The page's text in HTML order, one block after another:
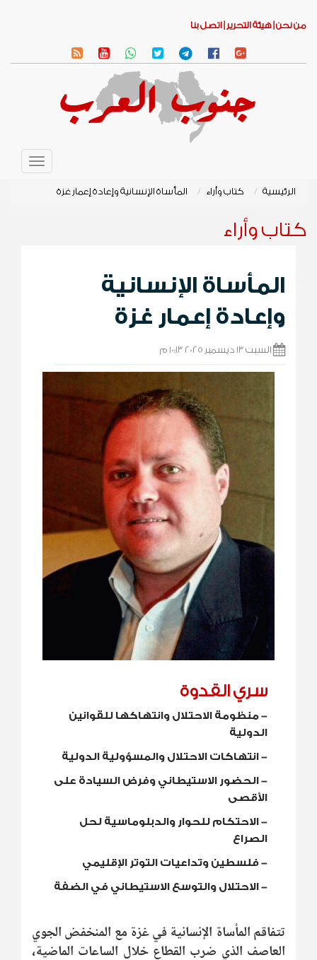
من نحن | هيئة التحرير | اتصل بنا
Toggle
الرئيسية
كتاب وأراء المأساة الإنسانية وإعادة إعمار غزة
كتاب وأراء
المأساة الإنسانية
وإعادة إعمار غزة
السبت 13 ديسمبر 2025 10:13 م
سري القدوة
-منظومة الاحتلال وانتهاكها للقوانين
الدولية
-انتهاكات الاحتلال والمسؤولية الدولية
-الحضور الاستيطاني وفرض السيادة على
الأقصى
-الاحتكام للحوار والدبلوماسية لحل
الصراع
-فلسطين وتداعيات التوتر الإقليمي
-الاحتلال والتوسع الاستيطاني في الضفة
تتفاقم المأساة الإنسانية في غزة مع المنخفض الجوي
العاصف الذي ضرب القطاع خلال الساعات الماضية،